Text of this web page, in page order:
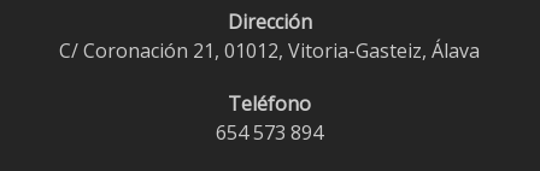
Dirección
C/ Coronación 21, 01012, Vitoria-Gasteiz, Álava
Teléfono
654 573 894